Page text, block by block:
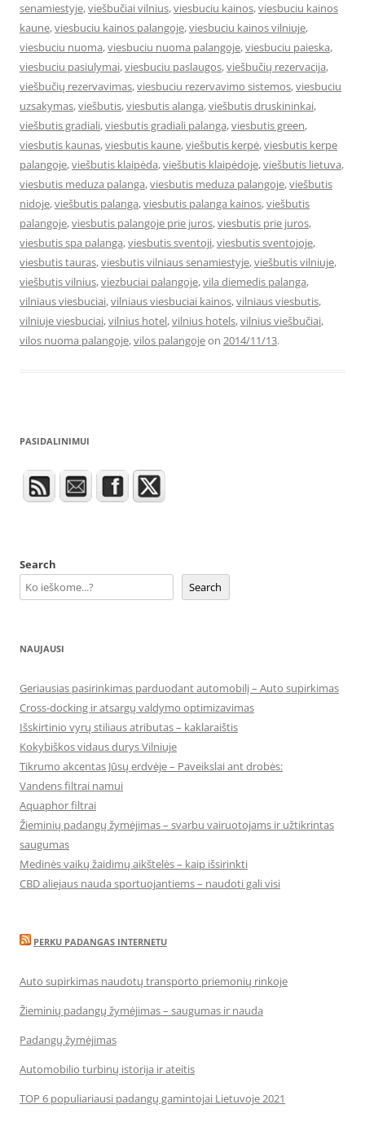
senamiestyje,viešbučiai vilnius,viesbuciu kainos,viesbuciu kainos
kaune,viesbuciu kainos palangoje,viesbuciu kainos vilniuje,
viesbuciu nuoma,viesbuciu nuoma palangoje,viesbuciu paieska,
viesbuciu pasiulymai,viesbuciu paslaugos,viešbučių rezervacija,
viešbučių rezervavimas,viesbuciu rezervavimo sistemos,viesbuciu
uzsakymas,viešbutis,viesbutis alanga,viešbutis druskininkai,
viešbutis gradiali,viesbutis gradiali palanga,viesbutis green,
viesbutis kaunas,viesbutis kaune,viešbutis kerpė,viesbutis kerpe
palangoje,viešbutis klaipėda,viešbutis klaipėdoje,viešbutis lietuva,
viesbutis meduza palanga,viesbutis meduza palangoje,viešbutis
nidoje,viešbutis palanga,viesbutis palanga kainos,viešbutis
palangoje,viesbutis palangoje prie juros,viesbutis prie juros,
viesbutis spa palanga,viesbutis sventoji,viesbutis sventojoje,
viesbutis tauras,viesbutis vilniaus senamiestyje,viešbutis vilniuje,
viešbutis vilnius,viezbuciai palangoje,vila diemedis palanga,
vilniaus viesbuciai,vilniaus viesbuciai kainos,vilniaus viesbutis,
vilniuje viesbuciai,vilnius hotel,vilnius hotels,vilnius viešbučiai,
vilos nuoma palangoje,vilos palangojeon 2014/11/13.
PASIDALINIMUI
Search
Search
NAUJAUSI
Geriausias pasirinkimas parduodant automobilį – Auto supirkimas
Cross-docking ir atsargų valdymo optimizavimas
Išskirtinio vyrų stiliaus atributas – kaklaraištis
Kokybiškos vidaus durys Vilniuje
Tikrumo akcentas Jūsų erdvėje – Paveikslai ant drobės:
Vandens filtrai namui
Aquaphor filtrai
Žieminių padangų žymėjimas – svarbu vairuotojams ir užtikrintas
saugumas
Medinės vaikų žaidimų aikštelės – kaip išsirinkti
CBD aliejaus nauda sportuojantiems – naudoti gali visi
PERKU PADANGAS INTERNETU
Auto supirkimas naudotų transporto priemonių rinkoje
Žieminių padangų žymėjimas – saugumas ir nauda
Padangų žymėjimas
Automobilio turbinų istorija ir ateitis
TOP 6 populiariausi padangų gamintojai Lietuvoje 2021